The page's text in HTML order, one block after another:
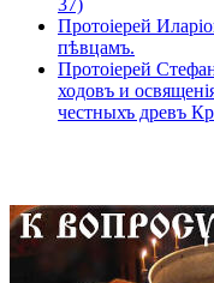
Протоіерей
пѣвцамъ.
Протоіерей
ходовъ и
честныхъ древъ